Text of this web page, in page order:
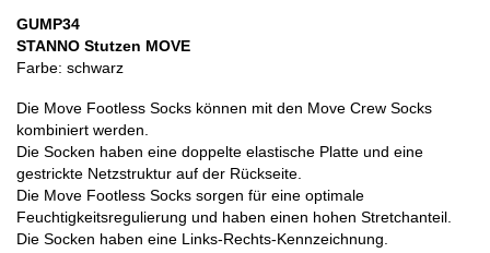
GUMP34
STANNO Stutzen MOVE
Farbe: schwarz
Die Move Footless Socks können mit den Move Crew Socks
kombiniert werden.
Die Socken haben eine doppelte elastische Platte und eine
gestrickte Netzstruktur auf der Rückseite.
Die Move Footless Socks sorgen für eine optimale
Feuchtigkeitsregulierung und haben einen hohen Stretchanteil.
Die Socken haben eine Links-Rechts-Kennzeichnung.